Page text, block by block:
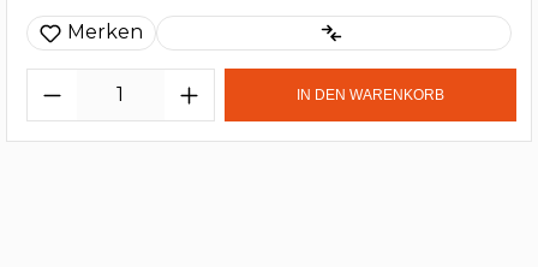
Merken
IN DEN WARENKORB